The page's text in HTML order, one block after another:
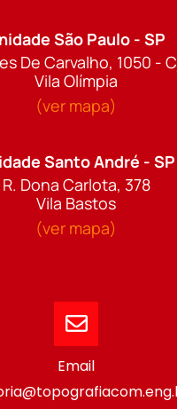
São Paulo - SP
De Carvalho, 1050 -
Vila Olímpia
(ver mapa)
Santo André - SP
R. Dona Carlota, 378
Vila Bastos
(ver mapa)
Email